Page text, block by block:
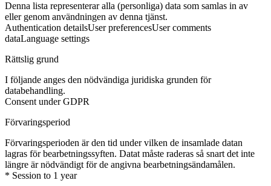
Denna lista representerar alla (personliga) data som samlas in av
eller genom användningen av denna tjänst.
Authentication detailsUser preferencesUser comments
dataLanguage settings
Rättslig grund
I följande anges den nödvändiga juridiska grunden för
databehandling.
Consent under GDPR
Förvaringsperiod
Förvaringsperioden är den tid under vilken de insamlade datan
lagras för bearbetningssyften. Datat måste raderas så snart det inte
längre är nödvändigt för de angivna bearbetningsändamålen.
* Session to 1 year